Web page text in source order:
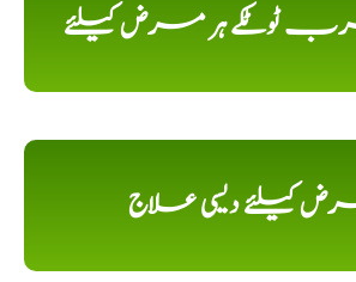
ٹوٹکے ہر مرض کیلئے
کیلئے دیسی علاج